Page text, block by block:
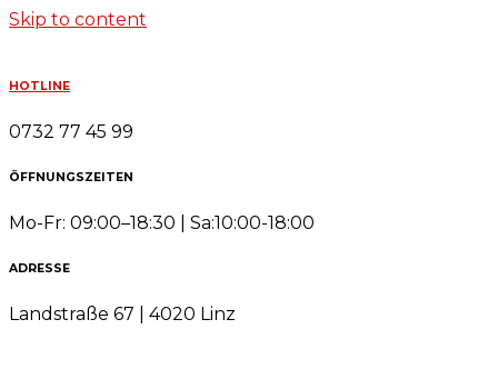
Skip to content
HOTLINE
0732 77 45 99
ÖFFNUNGSZEITEN
Mo-Fr: 09:00–18:30 | Sa:10:00-18:00
ADRESSE
Landstraße 67 | 4020 Linz